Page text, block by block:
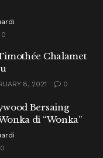
0
Chalamet
8, 2021 0
Bersaing
di “Wonka”
0